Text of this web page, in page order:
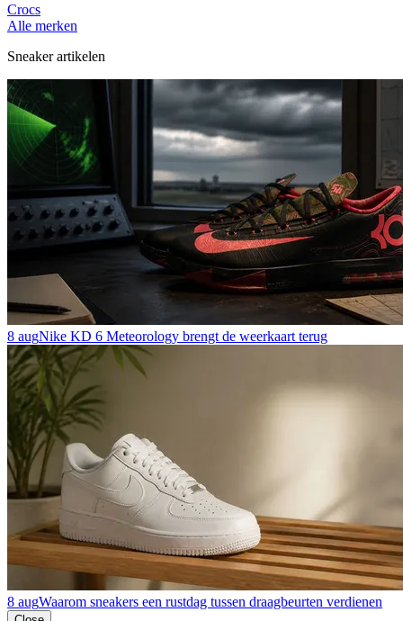
Crocs
Alle merken
Sneaker artikelen
8 augNike KD 6 Meteorology brengt de weerkaart terug
8 augWaarom sneakers een rustdag tussen draagbeurten verdienen